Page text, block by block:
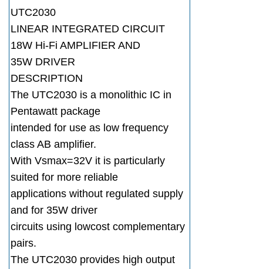
UTC2030
LINEAR INTEGRATED CIRCUIT
18W Hi-Fi AMPLIFIER AND
35W DRIVER
DESCRIPTION
The UTC2030 is a monolithic IC in
Pentawatt package
intended for use as low frequency
class AB amplifier.
With Vsmax=32V it is particularly
suited for more reliable
applications without regulated supply
and for 35W driver
circuits using lowcost complementary
pairs.
The UTC2030 provides high output